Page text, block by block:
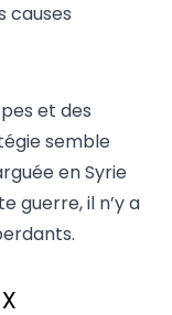
causes
et des
semble
en Syrie
guerre, il n’y a